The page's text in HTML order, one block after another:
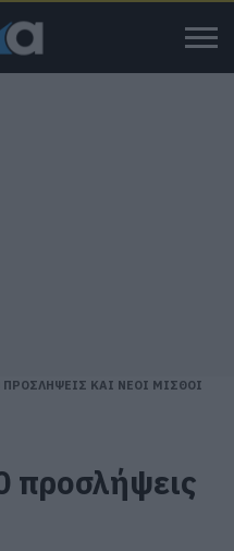
ΠΡΟΣΛΗΨΕΙΣ ΚΑΙ ΝΕΟΙ ΜΙΣΘΟΙ
προσλήψεις